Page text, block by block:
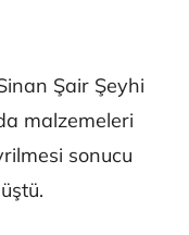
Şair Şeyhi
malzemeleri
sonucu